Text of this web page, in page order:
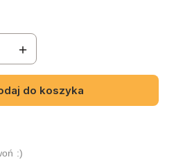
do koszyka
:)